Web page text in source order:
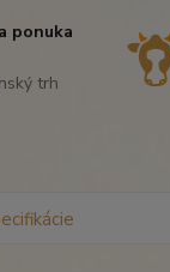
ponuka
trh